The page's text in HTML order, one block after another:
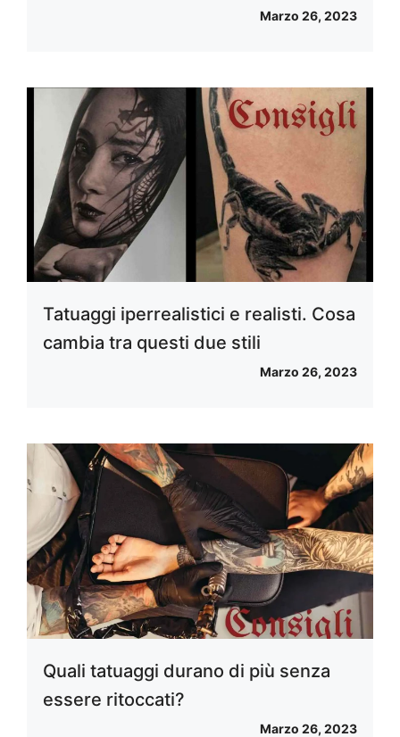
Marzo 26, 2023
Tatuaggi iperrealistici e realisti. Cosa
cambia tra questi due stili
Marzo 26, 2023
Quali tatuaggi durano di più senza
essere ritoccati?
Marzo 26, 2023